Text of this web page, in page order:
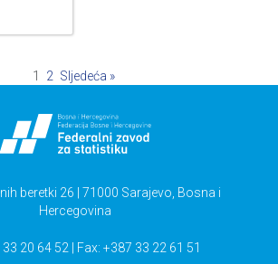
1 2 Sljedeća »
beretki 26 | 71000 Sarajevo, Bosna i
Hercegovina
20 64 52 | Fax: +387 33 22 61 51